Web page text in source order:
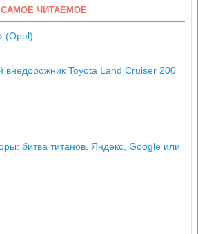
САМОЕ ЧИТАЕМОЕ
(Opel)
внедорожник Toyota Land Cruiser 200
битва титанов. Яндекс, Google или